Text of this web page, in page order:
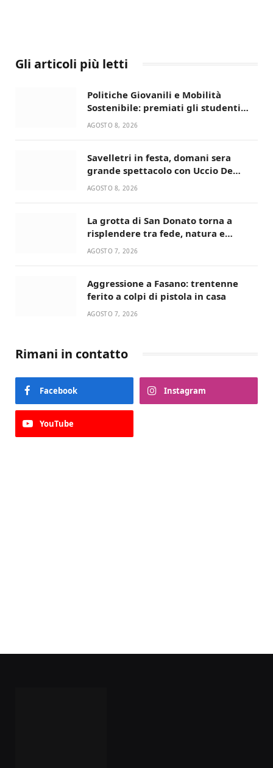
Gli articoli più letti
Politiche Giovanili e Mobilità
Sostenibile: premiati gli studenti
universitari del bando “La strada
AGOSTO 8, 2026
Savelletri in festa, domani sera
grande spettacolo con Uccio De
Santis
AGOSTO 8, 2026
La grotta di San Donato torna a
risplendere tra fede, natura e
devozione
AGOSTO 7, 2026
Aggressione a Fasano: trentenne
ferito a colpi di pistola in casa
AGOSTO 7, 2026
Rimani in contatto
Facebook Instagram
YouTube